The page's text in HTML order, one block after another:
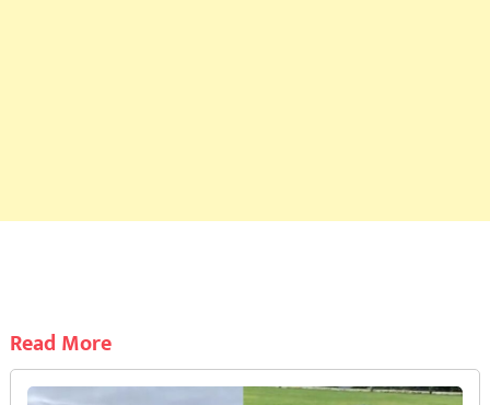
Read More